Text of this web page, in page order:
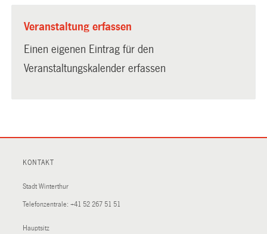
Veranstaltung erfassen
Einen eigenen Eintrag für den
Veranstaltungskalender erfassen
KONTAKT
Stadt Winterthur
Telefonzentrale: +41 52 267 51 51
Hauptsitz